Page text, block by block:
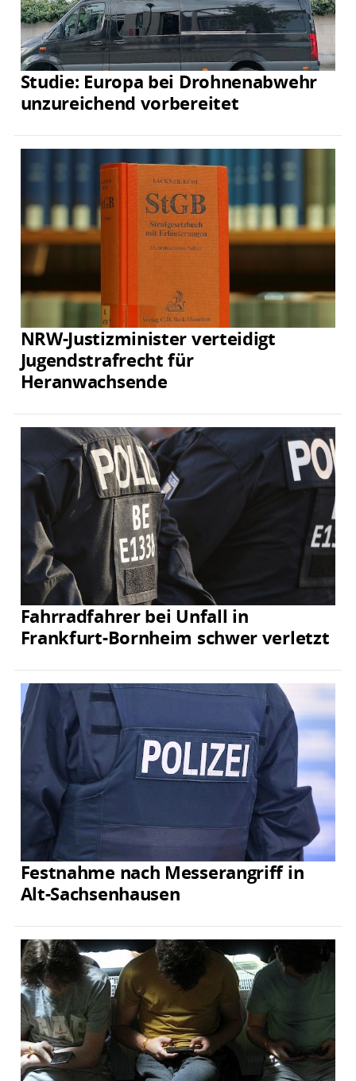
Studie: Europa bei Drohnenabwehr
unzureichend vorbereitet
NRW-Justizminister verteidigt
Jugendstrafrecht für
Heranwachsende
Fahrradfahrer bei Unfall in
Frankfurt-Bornheim schwer verletzt
Festnahme nach Messerangriff in
Alt-Sachsenhausen